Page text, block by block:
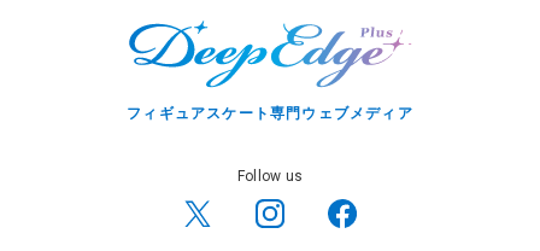
フィギュアスケート専門ウェブメディア
Follow us